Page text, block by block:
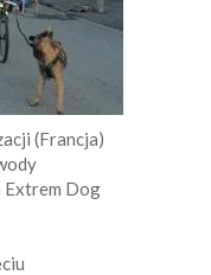
(Francja)
Extrem Dog